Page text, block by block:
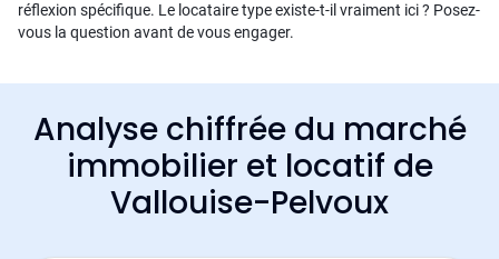
réflexion spécifique. Le locataire type existe-t-il vraiment ici ? Posez-
vous la question avant de vous engager.
Analyse chiffrée du marché
immobilier et locatif de
Vallouise-Pelvoux